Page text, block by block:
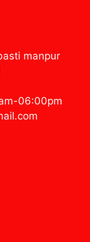
manpur
06:00pm